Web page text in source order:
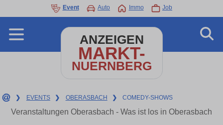
Event Auto Immo Job
ANZEIGEN
MARKT-
NUERNBERG
❯ EVENTS ❯ OBERASBACH ❯ COMEDY-SHOWS
Veranstaltungen Oberasbach - Was ist los in Oberasbach